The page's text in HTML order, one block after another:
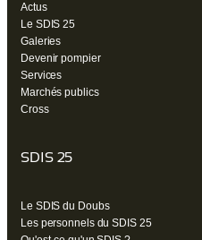
Actus
Le SDIS 25
Galeries
Devenir pompier
Services
Marchés publics
Cross
SDIS 25
Le SDIS du Doubs
Les personnels du SDIS 25